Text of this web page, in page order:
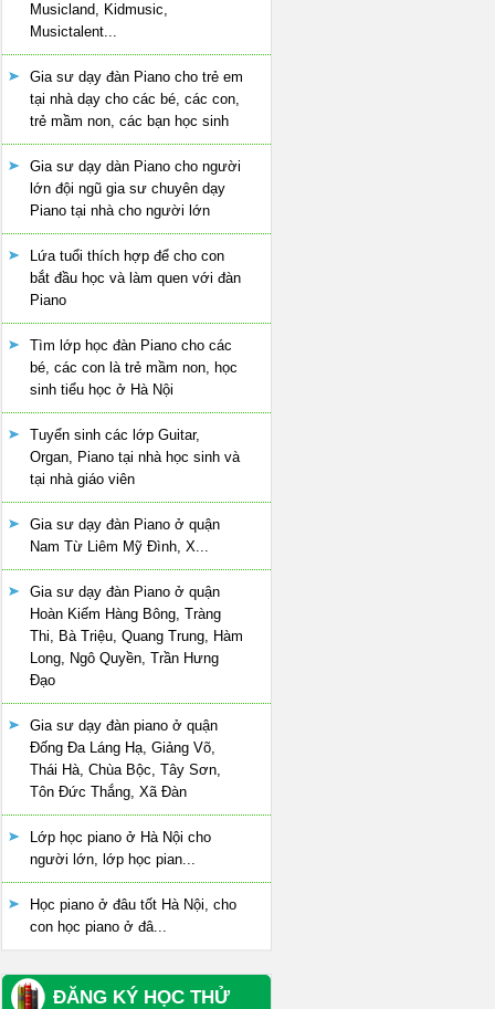
Musicland, Kidmusic,
Musictalent...
Gia sư dạy đàn Piano cho trẻ em
tại nhà dạy cho các bé, các con,
trẻ mầm non, các bạn học sinh
Gia sư dạy dàn Piano cho người
lớn đội ngũ gia sư chuyên dạy
Piano tại nhà cho người lớn
Lứa tuổi thích hợp để cho con
bắt đầu học và làm quen với đàn
Piano
Tìm lớp học đàn Piano cho các
bé, các con là trẻ mầm non, học
sinh tiểu học ở Hà Nội
Tuyển sinh các lớp Guitar,
Organ, Piano tại nhà học sinh và
tại nhà giáo viên
Gia sư dạy đàn Piano ở quận
Nam Từ Liêm Mỹ Đình, X...
Gia sư dạy đàn Piano ở quận
Hoàn Kiếm Hàng Bông, Tràng
Thi, Bà Triệu, Quang Trung, Hàm
Long, Ngô Quyền, Trần Hưng
Đạo
Gia sư dạy đàn piano ở quận
Đống Đa Láng Hạ, Giảng Võ,
Thái Hà, Chùa Bộc, Tây Sơn,
Tôn Đức Thắng, Xã Đàn
Lớp học piano ở Hà Nội cho
người lớn, lớp học pian...
Học piano ở đâu tốt Hà Nội, cho
con học piano ở đâ...
ĐĂNG KÝ HỌC THỬ